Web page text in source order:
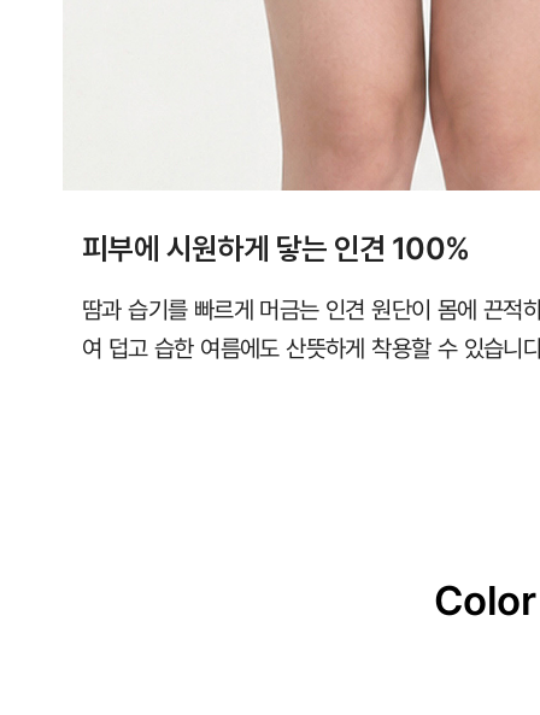
피부에 시원하게 닿는 인견 100%
땀과 습기를 빠르게 머금는 인견 원단이 몸에 끈적
여 덥고 습한 여름에도 산뜻하게 착용할 수 있습니
Color